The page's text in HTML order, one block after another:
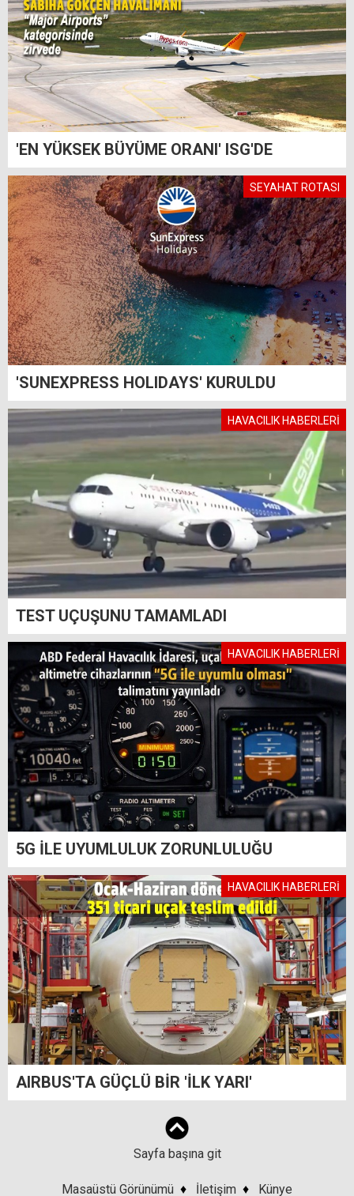
'EN YÜKSEK BÜYÜME ORANI' ISG'DE
SEYAHAT ROTASI
'SUNEXPRESS HOLIDAYS' KURULDU
HAVACILIK HABERLERİ
TEST UÇUŞUNU TAMAMLADI
HAVACILIK HABERLERİ
5G İLE UYUMLULUK ZORUNLULUĞU
HAVACILIK HABERLERİ
AIRBUS'TA GÜÇLÜ BİR 'İLK YARI'
Sayfa başına git
Masaüstü Görünümü ♦ İletişim ♦ Künye